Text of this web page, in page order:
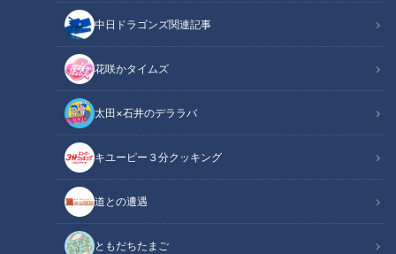
中日ドラゴンズ関連記事
花咲かタイムズ
太田×石井のデララバ
キユーピー３分クッキング
道との遭遇
ともだちたまご
CBCテレビ『チャント！』いただきます！ほぼ地元だけ 愛されFOOD
この記事の画像